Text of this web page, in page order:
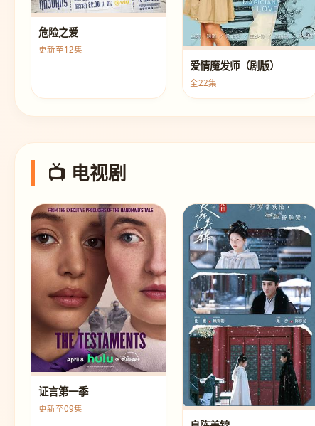
危险之爱
更新至12集
爱情魔发师（剧版）
全22集
📺 电视剧
证言第一季
更新至09集